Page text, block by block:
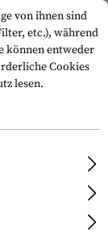
Gummi-
von ihnen sind
etc.), während
können entweder
Cookies
lesen.